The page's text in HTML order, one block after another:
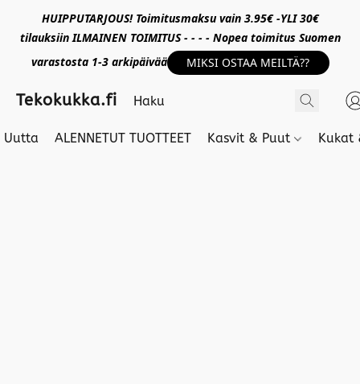
HUIPPUTARJOUS! Toimitusmaksu vain 3.95€ -YLI 30€
tilauksiin ILMAINEN TOIMITUS - - - - Nopea toimitus Suomen
varastosta 1-3 arkipäivää
MIKSI OSTAA MEILTÄ??
Tekokukka.fi
Uutta ALENNETUT TUOTTEET Kasvit & Puut Kukat